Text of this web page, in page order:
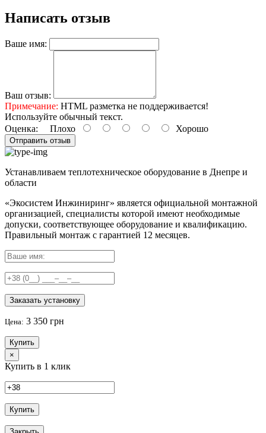
Написать отзыв
Ваше имя:
Ваш отзыв:
Примечание: HTML разметка не поддерживается!
Используйте обычный текст.
Оценка: Плохо Хорошо
Отправить отзыв
Устанавливаем теплотехническое оборудование в Днепре и
области
«Экосистем Инжиниринг» является официальной монтажной
организацией, специалисты которой имеют необходимые
допуски, соответствующее оборудование и квалификацию.
Правильный монтаж с гарантией 12 месяцев.
Заказать установку
Цена: 3 350 грн
Купить
×
Купить в 1 клик
Купить